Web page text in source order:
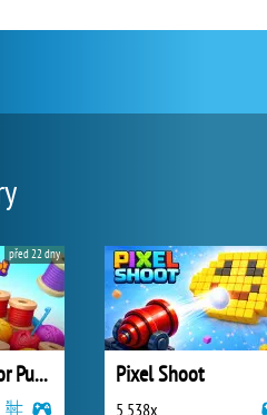
Woolloop! Color Puzzle
před 22 dny
Pixel Shoot
5 538x